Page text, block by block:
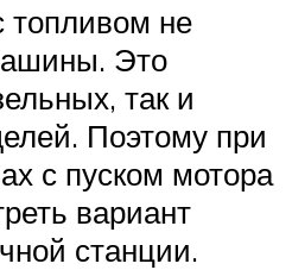
топливом не
Это
так и
Поэтому при
с пуском мотора
вариант
станции.